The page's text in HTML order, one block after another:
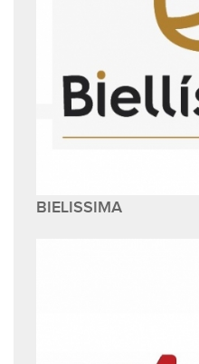
BIELISSIMA